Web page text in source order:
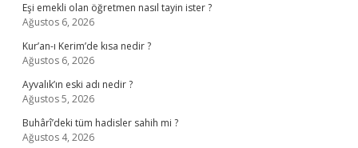
Eşi emekli olan öğretmen nasıl tayin ister ?
Ağustos 6, 2026
Kur’an-ı Kerim’de kısa nedir ?
Ağustos 6, 2026
Ayvalık’ın eski adı nedir ?
Ağustos 5, 2026
Buhârî’deki tüm hadisler sahih mi ?
Ağustos 4, 2026